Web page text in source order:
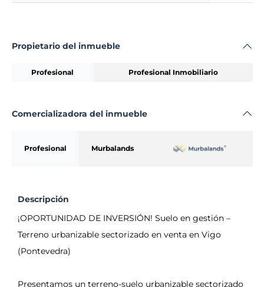
Propietario del inmueble
Profesional Profesional Inmobiliario
Comercializadora del inmueble
Profesional Murbalands
Descripción